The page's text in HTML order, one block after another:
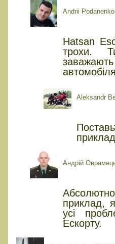
Andrii Podanenko
Hatsan
трохи.
автомобіля
Aleksandr
Андрій
приклад,
усі
Ескорту.